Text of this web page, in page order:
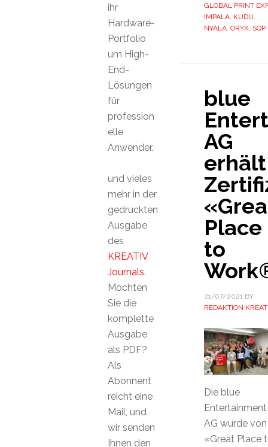
GLOBAL PRINT
IMPALA, KUDU
NYALA, ORYX, SQP
blue
AG
erhält
Place
to
21/07/2021 BY
REDAKTION
Die blue
Entertainment
AG wurde von
«Great Place
ihr
Hardware-
Portfolio
um High-
End-
Lösungen
für
profession
elle
Anwender.
und vieles
mehr in der
gedruckten
Ausgabe
des
KREATIV
Journals.
Möchten
Sie die
komplette
Ausgabe
als PDF?
Als
Abonnent
reicht eine
Mail, und
wir senden
Ihnen den